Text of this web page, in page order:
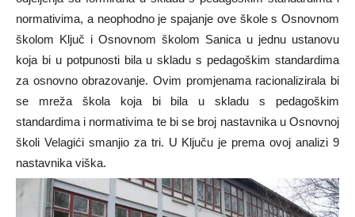
normativima, a neophodno je spajanje ove škole s Osnovnom
školom Ključ i Osnovnom školom Sanica u jednu ustanovu
koja bi u potpunosti bila u skladu s pedagoškim standardima
za osnovno obrazovanje. Ovim promjenama racionalizirala bi
se mreža škola koja bi bila u skladu s pedagoškim
standardima i normativima te bi se broj nastavnika u Osnovnoj
školi Velagići smanjio za tri. U Ključu je prema ovoj analizi 9
nastavnika viška.